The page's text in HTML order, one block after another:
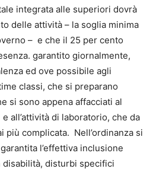
integrata alle superiori dovrà
delle attività – la soglia minima
– e che il 25 per cento
garantito giornalmente,
ed ove possibile agli
classi, che si preparano
si sono appena affacciati al
all’attività di laboratorio, che da
più complicata. Nell’ordinanza si
l’effettiva inclusione
disabilità, disturbi specifici